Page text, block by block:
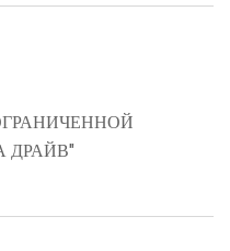
ДРАЙВ"